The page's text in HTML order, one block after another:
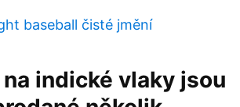
baseball čisté jmění
indické vlaky jsou